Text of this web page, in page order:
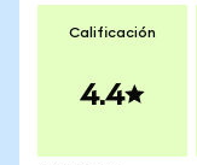
Calificación
4.4